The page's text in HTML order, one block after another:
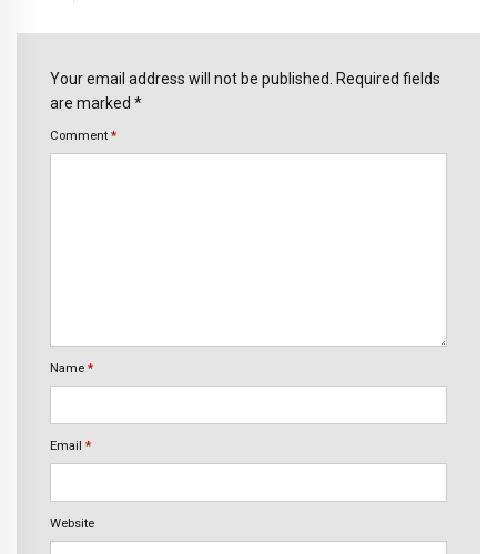
Your email address will not be published. Required fields
are marked *
Comment *
Name *
Email *
Website